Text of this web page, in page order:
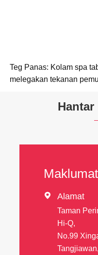
Teg Panas: Kolam spa
melegakan tekanan
Hantar
 Alamat
Taman
Hi-Q,
No.99
Tangjiawan,